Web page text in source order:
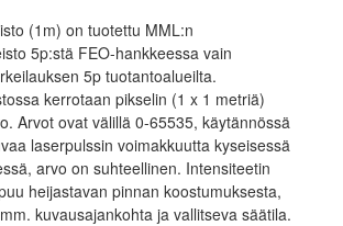
(1m) on tuotettu MML:n
5p:stä FEO-hankkeessa vain
5p tuotantoalueilta.
kerrotaan pikselin (1 x 1 metriä)
Arvot ovat välillä 0-65535, käytännössä
laserpulssin voimakkuutta kyseisessä
arvo on suhteellinen. Intensiteetin
heijastavan pinnan koostumuksesta,
kuvausajankohta ja vallitseva säätila.